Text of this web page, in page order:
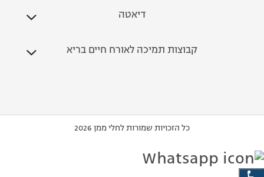
דיאטה
קבוצות תמיכה לאורח חיים בריא
כל הזכויות שמורות לחלי ממן 2026